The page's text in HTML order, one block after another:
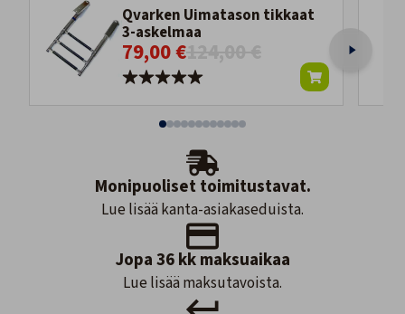
Qvarken Uimatason tikkaat
3-askelmaa
79,00 €124,00 €
Monipuoliset toimitustavat.
Lue lisää kanta-asiakaseduista.
Jopa 36 kk maksuaikaa
Lue lisää maksutavoista.